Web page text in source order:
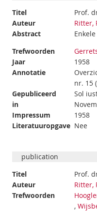
Titel
Prof.
Auteur
Ritter,
Abstract
Trefwoorden
Jaar
1958
Annotatie
nr. 15
Gepubliceerd
in
Sol
Impressum
1958
Literatuuropgave Nee
publication
Titel
Prof.
Auteur
Ritter,
Trefwoorden
,